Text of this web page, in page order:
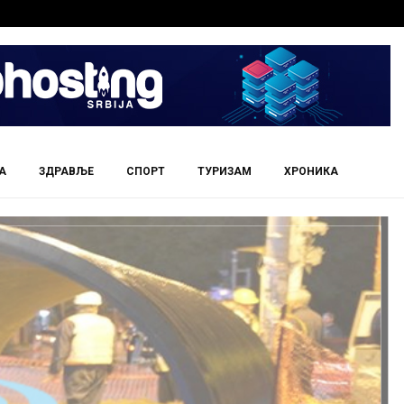
ЗДРАВЉЕ СПОРТ ТУРИЗАМ ХРОНИКА